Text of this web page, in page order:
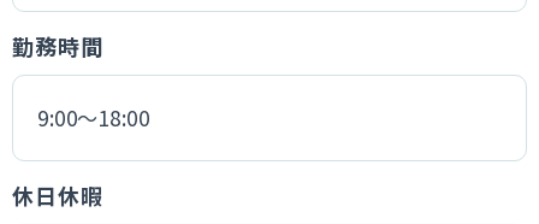
勤務時間
9:00～18:00
休日休暇